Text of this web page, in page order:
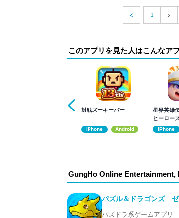
1 2
このアプリを見た人はこんなア
対戦ズーキーパー
iPhone Android
星界英雄
ヒーロー
iPhone
GungHo Online Entertainment,
パズル＆ドラゴンズ ゼ
パズドラ系ゲームアプリ